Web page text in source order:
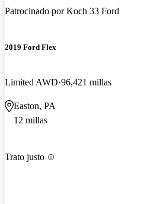
Patrocinado porKoch 33 Ford
2019 Ford Flex
Limited AWD 96,421 millas
Easton, PA
12 millas
Trato justo